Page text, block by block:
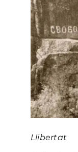
Llibertat